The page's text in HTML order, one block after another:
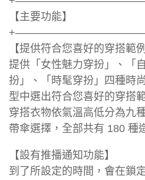
【主要功能】
【提供符合您喜好的穿搭範例
提供「女性魅力穿扮」、「
扮」、「時髦穿扮」四種時
型中選出符合您喜好的穿搭
穿搭衣物依氣溫高低分為九
帶傘選擇，全部共有 180 種
【設有推播通知功能】
到了所設定的時間，會在鎖